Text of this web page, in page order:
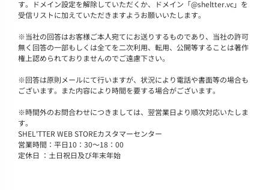
す。ドメイン設定を解除していただくか、ドメイン「@sheltter.vc」を
受信リストに加えていただきますようお願いいたします。
※当社の回答はお客様ご本人宛てにお送りするものであり、当社の許可
無く回答の一部もしくは全てを二次利用、転用、公開等することは著作
権上認められておりませんのでご遠慮下さい。
※回答は原則メールにて行いますが、状況により電話や書面等の場合も
ございます。また内容により時間を要する場合がございます。
※時間外のお問合わせにつきましては、翌営業日より順次対応いたしま
す。
SHEL'TTER WEB STOREカスタマーセンター
営業時間：平日10：30～18：00
定休日 ：土日祝日及び年末年始